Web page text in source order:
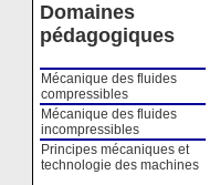
Domaines
pédagogiques
Mécanique des fluides
compressibles
Mécanique des fluides
incompressibles
Principes mécaniques et
technologie des machines